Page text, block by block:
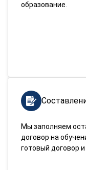
образование.
Мы заполняем
договор на
готовый договор и